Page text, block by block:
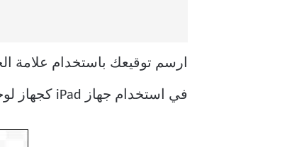
ارسم توقيعك باستخدام علامة
في استخدام جهاز iPad كجهاز لوحي للرسم لهذا الغرض.